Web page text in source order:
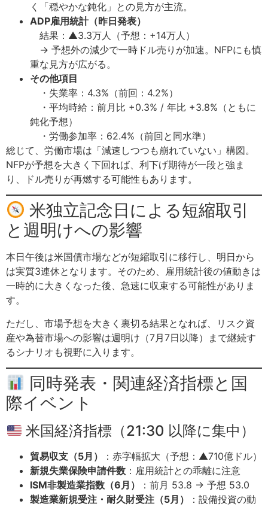
く「穏やかな鈍化」との見方が主流。
ADP雇用統計（昨日発表）
結果：▲3.3万人（予想：+14万人）
→ 予想外の減少で一時ドル売りが加速。NFPにも慎
重な見方が広がる。
その他項目
・失業率：4.3%（前回：4.2%）
・平均時給：前月比 +0.3% / 年比 +3.8%（ともに
鈍化予想）
・労働参加率：62.4%（前回と同水準）
総じて、労働市場は「減速しつつも崩れていない」構図。
NFPが予想を大きく下回れば、利下げ期待が一段と強ま
り、ドル売りが再燃する可能性もあります。
米独立記念日による短縮取引
と週明けへの影響
本日午後は米国債市場などが短縮取引に移行し、明日から
は実質3連休となります。そのため、雇用統計後の値動きは
一時的に大きくなった後、急速に収束する可能性がありま
す。
ただし、市場予想を大きく裏切る結果となれば、リスク資
産や為替市場への影響は週明け（7月7日以降）まで継続す
るシナリオも視野に入ります。
同時発表・関連経済指標と国
際イベント
米国経済指標（21:30 以降に集中）
貿易収支（5月）
：赤字幅拡大（予想：▲710億ドル）
新規失業保険申請件数 ：雇用統計との乖離に注意
ISM非製造業指数（6月）
：前月 53.8 → 予想 53.0
製造業新規受注・耐久財受注（5月）
：設備投資の動